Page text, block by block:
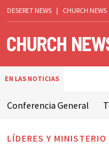
DESERET NEWS | CHURCH NEWS
EN LAS NOTICIAS
Conferencia General
LÍDERES Y MINISTERIO